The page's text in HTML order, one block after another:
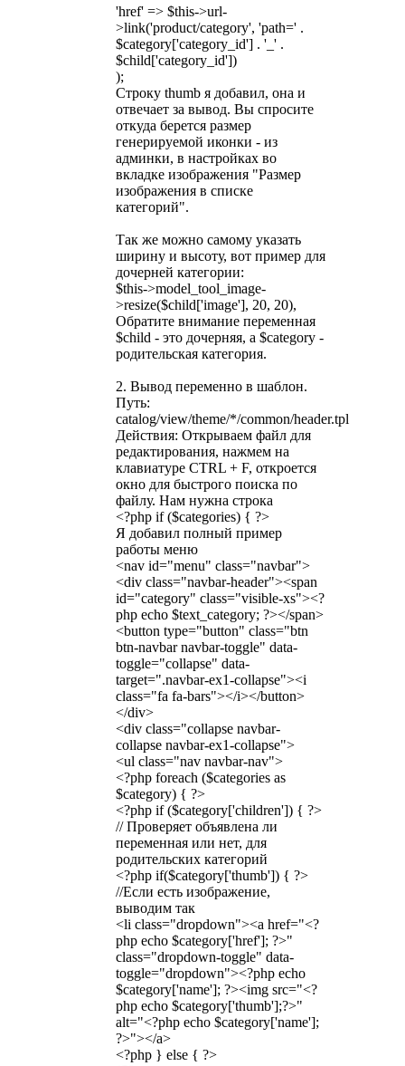
'href' => $this->url-
>link('product/category', 'path=' .
$category['category_id'] . '_' .
$child['category_id'])
);
Строку thumb я добавил, она и
отвечает за вывод. Вы спросите
откуда берется размер
генерируемой иконки - из
админки, в настройках во
вкладке изображения "Размер
изображения в списке
категорий".
Так же можно самому указать
ширину и высоту, вот пример для
дочерней категории:
$this->model_tool_image-
>resize($child['image'], 20, 20),
Обратите внимание переменная
$child - это дочерняя, а $category -
родительская категория.
2. Вывод переменно в шаблон.
Путь:
catalog/view/theme/*/common/header.tpl
Действия: Открываем файл для
редактирования, нажмем на
клавиатуре CTRL + F, откроется
окно для быстрого поиска по
файлу. Нам нужна строка
<?php if ($categories) { ?>
Я добавил полный пример
работы меню
<nav id="menu" class="navbar">
<div class="navbar-header"><span
id="category" class="visible-xs"><?
php echo $text_category; ?></span>
<button type="button" class="btn
btn-navbar navbar-toggle" data-
toggle="collapse" data-
target=".navbar-ex1-collapse"><i
class="fa fa-bars"></i></button>
</div>
<div class="collapse navbar-
collapse navbar-ex1-collapse">
<ul class="nav navbar-nav">
<?php foreach ($categories as
$category) { ?>
<?php if ($category['children']) { ?>
// Проверяет объявлена ли
переменная или нет, для
родительских категорий
<?php if($category['thumb']) { ?>
//Если есть изображение,
выводим так
<li class="dropdown"><a href="<?
php echo $category['href']; ?>"
class="dropdown-toggle" data-
toggle="dropdown"><?php echo
$category['name']; ?><img src="<?
php echo $category['thumb'];?>"
alt="<?php echo $category['name'];
?>"></a>
<?php } else { ?>